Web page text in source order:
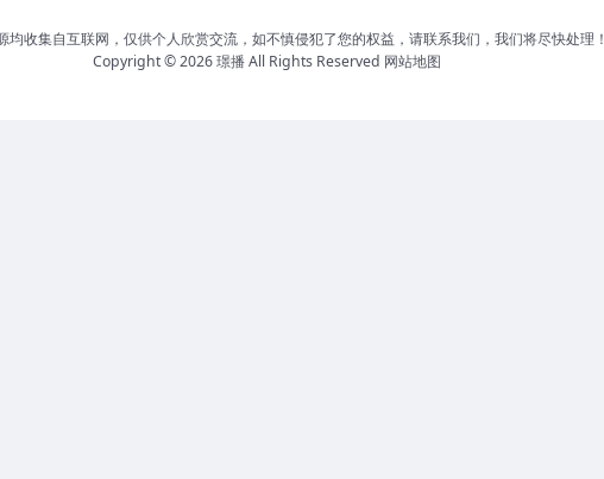
均收集自互联网，仅供个人欣赏交流，如不慎侵犯了您的权益，请联系我们，我们将尽快处理！
Copyright © 2026璟播All Rights Reserved 网站地图